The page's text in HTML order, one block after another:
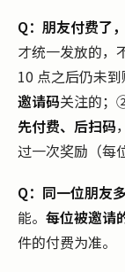
Q：朋友付费了
才统一发放的，
10 点之后仍未
邀请码关注的；
先付费、后扫码
过一次奖励（每
Q：同一位朋友
能。 每位被邀请
件的付费为准。